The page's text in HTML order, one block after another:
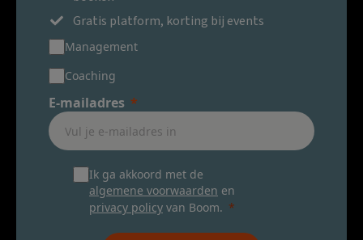
Gratis platform, korting bij events
Management
Coaching
E-mailadres
Ik ga akkoord met de
algemene voorwaarden en
privacy policy van Boom.